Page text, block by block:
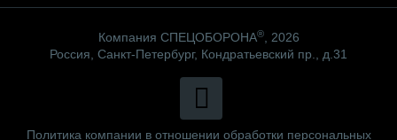
Компания СПЕЦОБОРОНА®, 2026
Россия, Санкт-Петербург, Кондратьевский пр., д.31
Политика компании в отношении обработки персональных